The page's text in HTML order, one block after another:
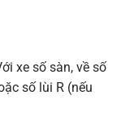
xe số sàn, về số
số lùi R (nếu